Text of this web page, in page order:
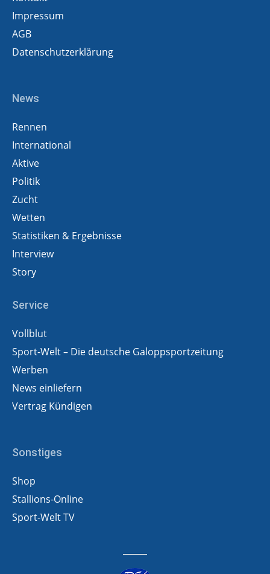
Impressum
AGB
Datenschutzerklärung
News
Rennen
International
Aktive
Politik
Zucht
Wetten
Statistiken & Ergebnisse
Interview
Story
Service
Vollblut
Sport-Welt – Die deutsche Galoppsportzeitung
Werben
News einliefern
Vertrag Kündigen
Sonstiges
Shop
Stallions-Online
Sport-Welt TV